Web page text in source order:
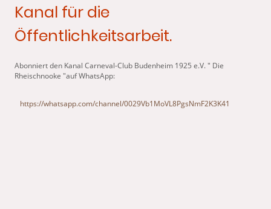
Kanal für die
Öffentlichkeitsarbeit.
Abonniert den Kanal Carneval-Club Budenheim 1925 e.V. " Die
Rheischnooke "auf WhatsApp:
https://whatsapp.com/channel/0029Vb1MoVL8PgsNmF2K3K41